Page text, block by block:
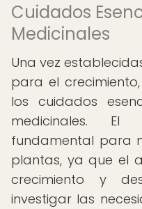
Cuidados
Medicinales
Una vez
para el
los cuidados
medicinales.
fundamental para
plantas, ya que el
crecimiento y
investigar las